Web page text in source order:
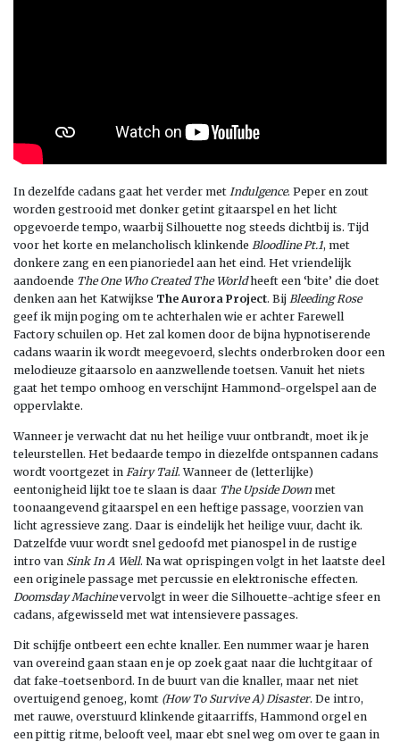
In dezelfde cadans gaat het verder met Indulgence. Peper en zout
worden gestrooid met donker getint gitaarspel en het licht
opgevoerde tempo, waarbij Silhouette nog steeds dichtbij is. Tijd
voor het korte en melancholisch klinkende Bloodline Pt.1, met
donkere zang en een pianoriedel aan het eind. Het vriendelijk
aandoende The One Who Created The Worldheeft een ‘bite’ die doet
denken aan het Katwijkse The Aurora Project. Bij Bleeding Rose
geef ik mijn poging om te achterhalen wie er achter Farewell
Factory schuilen op. Het zal komen door de bijna hypnotiserende
cadans waarin ik wordt meegevoerd, slechts onderbroken door een
melodieuze gitaarsolo en aanzwellende toetsen. Vanuit het niets
gaat het tempo omhoog en verschijnt Hammond-orgelspel aan de
oppervlakte.
Wanneer je verwacht dat nu het heilige vuur ontbrandt, moet ik je
teleurstellen. Het bedaarde tempo in diezelfde ontspannen cadans
wordt voortgezet in Fairy Tail. Wanneer de (letterlijke)
eentonigheid lijkt toe te slaan is daar The Upside Downmet
toonaangevend gitaarspel en een heftige passage, voorzien van
licht agressieve zang. Daar is eindelijk het heilige vuur, dacht ik.
Datzelfde vuur wordt snel gedoofd met pianospel in de rustige
intro van Sink In A Well. Na wat oprispingen volgt in het laatste deel
een originele passage met percussie en elektronische effecten.
Doomsday Machinevervolgt in weer die Silhouette-achtige sfeer en
cadans, afgewisseld met wat intensievere passages.
Dit schijfje ontbeert een echte knaller. Een nummer waar je haren
van overeind gaan staan en je op zoek gaat naar die luchtgitaar of
dat fake-toetsenbord. In de buurt van die knaller, maar net niet
overtuigend genoeg, komt (How To Survive A) Disaster. De intro,
met rauwe, overstuurd klinkende gitaarriffs, Hammond orgel en
een pittig ritme, belooft veel, maar ebt snel weg om over te gaan in